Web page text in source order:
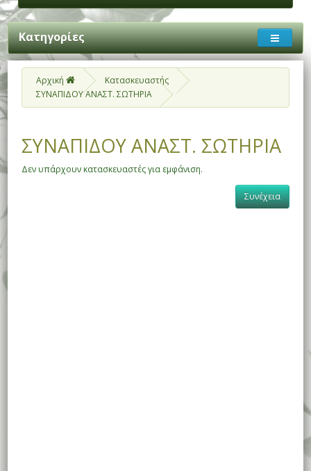
Κατηγορίες
Αρχική
Κατασκευαστής
ΣΥΝΑΠΙΔΟΥ ΑΝΑΣΤ. ΣΩΤΗΡΙΑ
ΣΥΝΑΠΙΔΟΥ ΑΝΑΣΤ. ΣΩΤΗΡΙΑ
Δεν υπάρχουν κατασκευαστές για εμφάνιση.
Συνέχεια